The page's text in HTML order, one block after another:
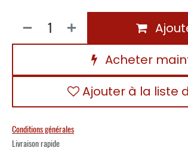
Acheter
Ajouter à la liste
Conditions générales
Livraison rapide